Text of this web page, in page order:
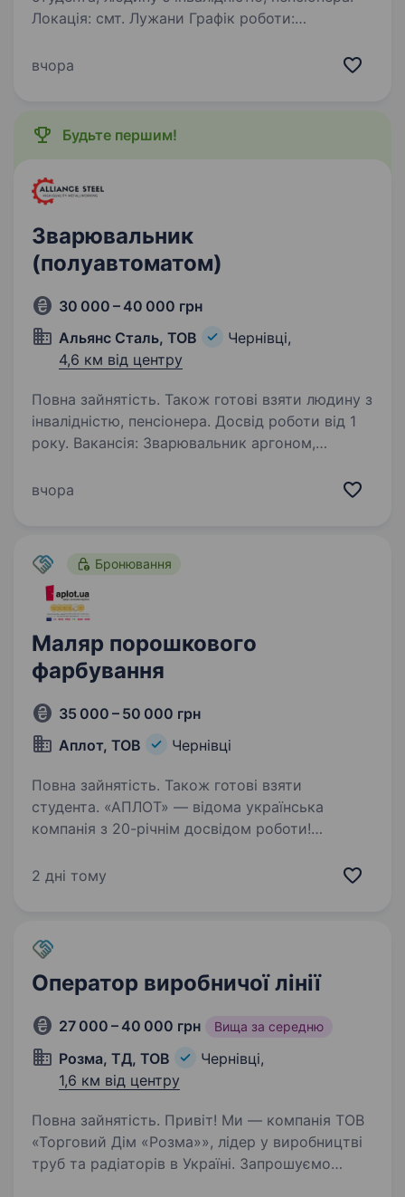
Локація: смт. Лужани Графік роботи:
плата: стабільна + премії Хто ми?Ми —
Запрошуємо…
вчора
Будьте першим!
Зварювальник
(полуавтоматом)
30 000 – 40 000 грн
Альянс Сталь, ТОВ
Чернівці,
4,6 км від центру
Повна зайнятість. Також готові взяти людину з
інвалідністю, пенсіонера. Досвід роботи від 1
року. Вакансія: Зварювальник аргоном,
сталі) Місце роботи: Чернівці Вимоги: Досвід
працювати…
вчора
Бронювання
Маляр порошкового
фарбування
35 000 – 50 000 грн
Аплот, ТОВ
Чернівці
Повна зайнятість. Також готові взяти
студента. «АПЛОТ» — відома українська
компанія з 20-річнім досвідом роботи!
своє виробництво повного циклу площею
2 дні тому
Оператор виробничої лінії
27 000 – 40 000 грн Вища за середню
Розма, ТД, ТОВ
Чернівці,
1,6 км від центру
Повна зайнятість. Привіт! Ми — компанія ТОВ
«Торговий Дім «Розма»», лідер у виробництві
труб та радіаторів в Україні. Запрошуємо